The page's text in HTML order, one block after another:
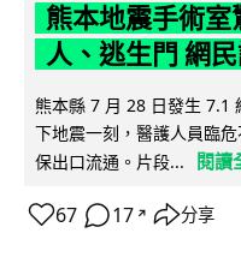
熊本地震手術
人、逃生門 網
熊本縣 7 月 28 日發生 7.1
下地震一刻，醫護人員臨
保出口流通。片段...
閱讀
67 17 ↗ 分享